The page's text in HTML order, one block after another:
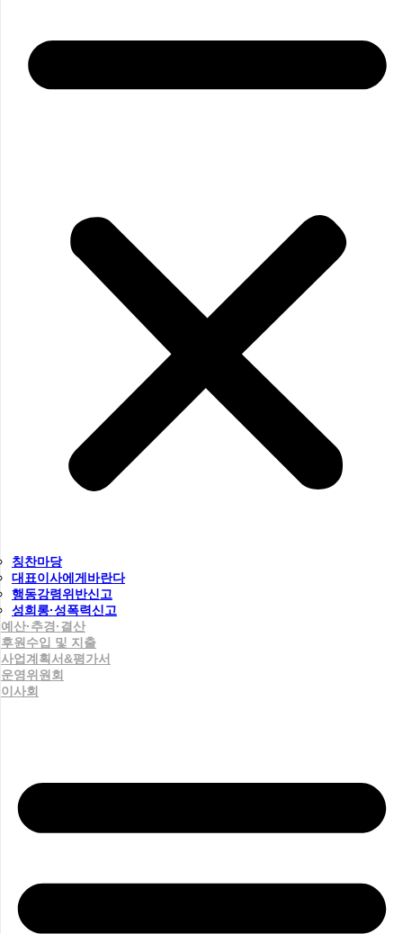
칭찬마당
대표이사에게바란다
행동강령위반신고
성희롱·성폭력신고
예산·추경·결산
후원수입 및 지출
사업계획서&평가서
운영위원회
이사회